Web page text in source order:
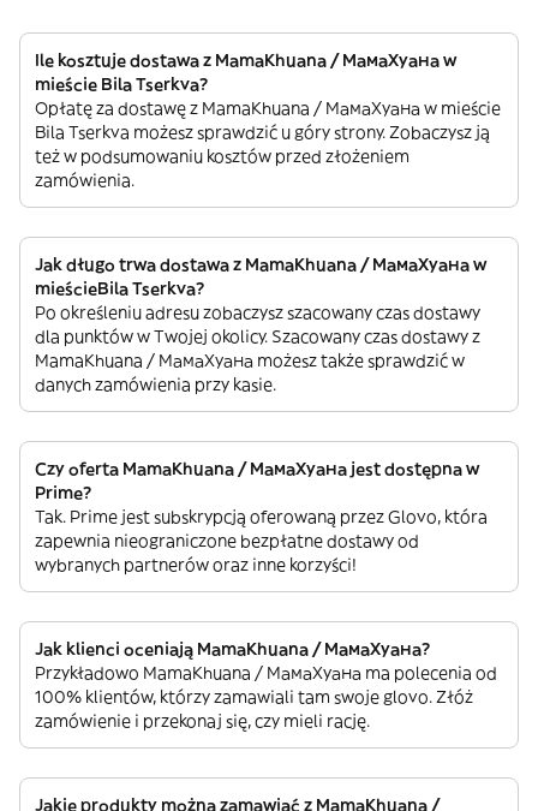
Ile kosztuje dostawa z MamaKhuana / МамаХуана w
mieście Bila Tserkva?
Opłatę za dostawę z MamaKhuana / МамаХуана w mieście
Bila Tserkva możesz sprawdzić u góry strony. Zobaczysz ją
też w podsumowaniu kosztów przed złożeniem
zamówienia.
Jak długo trwa dostawa z MamaKhuana / МамаХуана w
mieścieBila Tserkva?
Po określeniu adresu zobaczysz szacowany czas dostawy
dla punktów w Twojej okolicy. Szacowany czas dostawy z
MamaKhuana / МамаХуана możesz także sprawdzić w
danych zamówienia przy kasie.
Czy oferta MamaKhuana / МамаХуана jest dostępna w
Prime?
Tak. Prime jest subskrypcją oferowaną przez Glovo, która
zapewnia nieograniczone bezpłatne dostawy od
wybranych partnerów oraz inne korzyści!
Jak klienci oceniają MamaKhuana / МамаХуана?
Przykładowo MamaKhuana / МамаХуана ma polecenia od
100% klientów, którzy zamawiali tam swoje glovo. Złóż
zamówienie i przekonaj się, czy mieli rację.
Jakie produkty można zamawiać z MamaKhuana /